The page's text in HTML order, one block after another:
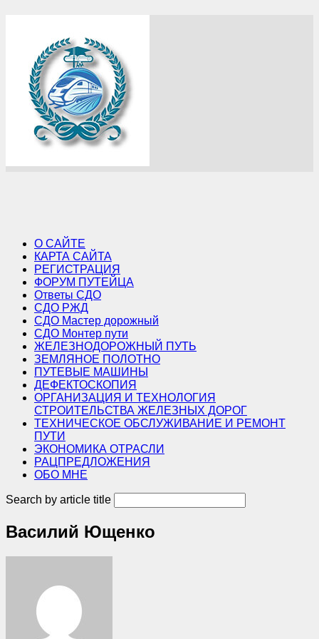
О САЙТЕ
КАРТА САЙТА
РЕГИСТРАЦИЯ
ФОРУМ ПУТЕЙЦА
Ответы СДО
СДО РЖД
СДО Мастер дорожный
СДО Монтер пути
ЖЕЛЕЗНОДОРОЖНЫЙ ПУТЬ
ЗЕМЛЯНОЕ ПОЛОТНО
ПУТЕВЫЕ МАШИНЫ
ДЕФЕКТОСКОПИЯ
ОРГАНИЗАЦИЯ И ТЕХНОЛОГИЯ
СТРОИТЕЛЬСТВА ЖЕЛЕЗНЫХ ДОРОГ
ТЕХНИЧЕСКОЕ ОБСЛУЖИВАНИЕ И РЕМОНТ
ПУТИ
ЭКОНОМИКА ОТРАСЛИ
РАЦПРЕДЛОЖЕНИЯ
ОБО МНЕ
Search by article title
Василий Ющенко